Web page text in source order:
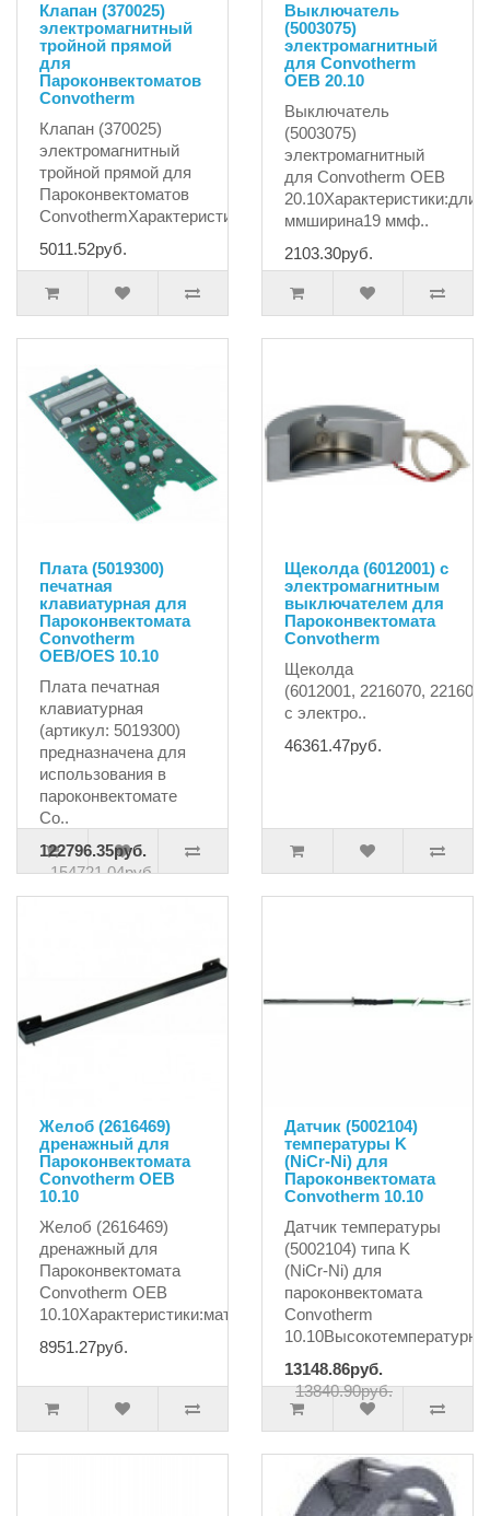
Клапан (370025)
электромагнитный
тройной прямой
для
Пароконвектоматов
Convotherm
Клапан (370025)
электромагнитный
тройной прямой для
Пароконвектоматов
ConvothermХарактеристики:испол..
5011.52руб.
Выключатель
(5003075)
электромагнитный
для Convotherm
OEB 20.10
Выключатель
(5003075)
электромагнитный
для Convotherm OEB
ммширина19 ммф..
2103.30руб.
Плата (5019300)
печатная
клавиатурная для
Пароконвектомата
Convotherm
OEB/OES 10.10
Плата печатная
клавиатурная
(артикул: 5019300)
предназначена для
использования в
пароконвектомате
Co..
122796.35руб.
154721.04руб.
Щеколда (6012001) с
электромагнитным
выключателем для
Пароконвектомата
Convotherm
Щеколда
(6012001, 2216070,
с электро..
46361.47руб.
Желоб (2616469)
дренажный для
Пароконвектомата
Сonvotherm OEB
10.10
Желоб (2616469)
дренажный для
Пароконвектомата
Сonvotherm OEB
10.10Характеристики:материалпла..
8951.27руб.
Датчик (5002104)
температуры K
(NiCr-Ni) для
Пароконвектомата
Convotherm 10.10
Датчик температуры
(5002104) типа K
(NiCr-Ni) для
пароконвектомата
Convotherm
10.10Высокотемпературн..
13148.86руб.
13840.90руб.